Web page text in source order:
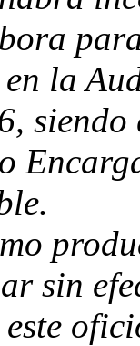
la
siendo
sin